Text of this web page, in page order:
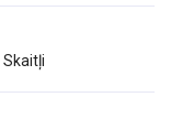
Skaitļi